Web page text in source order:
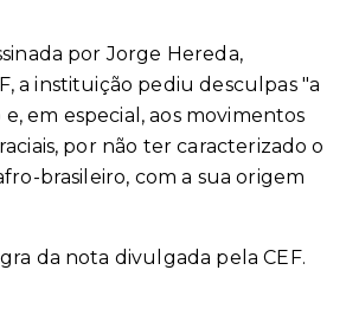
por Jorge Hereda,
a instituição pediu desculpas "a
em especial, aos movimentos
por não ter caracterizado o
brasileiro, com a sua origem
da nota divulgada pela CEF.